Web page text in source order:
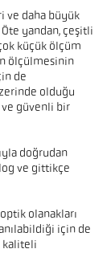
ve daha büyük
yandan, çeşitli
küçük ölçüm
ölçülmesinin
de
olduğu
ve güvenli bir
doğrudan
ve gittikçe
olanakları
için de
kaliteli